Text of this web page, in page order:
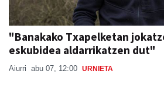
"Banakako Txapelketan
eskubidea aldarrikatzen dut"
Aiurri abu 07, 12:00 URNIETA